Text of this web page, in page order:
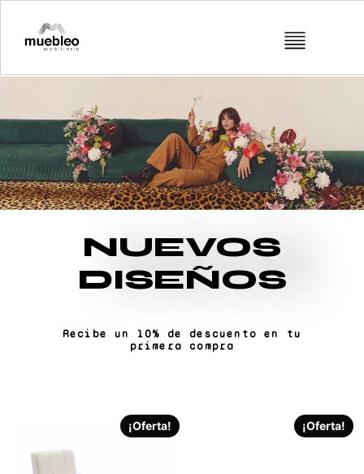
NUEVOS
DISEÑOS
Recibe un 10% de descuento en tu
primera compra
¡Oferta! ¡Oferta!